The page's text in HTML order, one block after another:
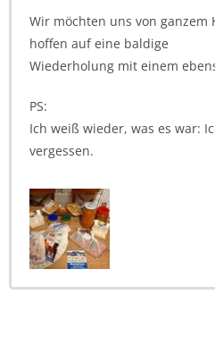
Wir möchten uns von ganzem
hoffen auf eine baldige
Wiederholung mit einem
PS:
Ich weiß wieder, was es war:
vergessen.